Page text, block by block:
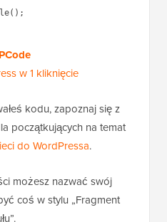
kliknięcie
kodu, zapoznaj się z
początkujących na temat
możesz nazwać swój
coś w stylu „Fragment